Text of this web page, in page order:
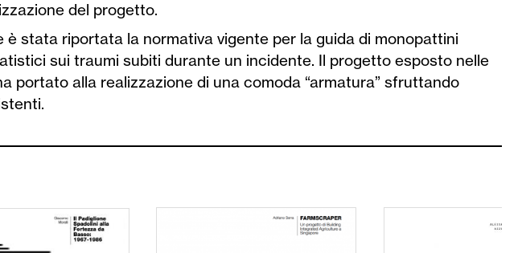
del progetto.
è stata riportata la normativa vigente per la guida di monopattini
sui traumi subiti durante un incidente. Il progetto esposto nelle
portato alla realizzazione di una comoda “armatura” sfruttando